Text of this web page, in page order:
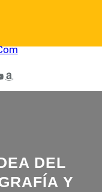
Amazon
DEL
Y